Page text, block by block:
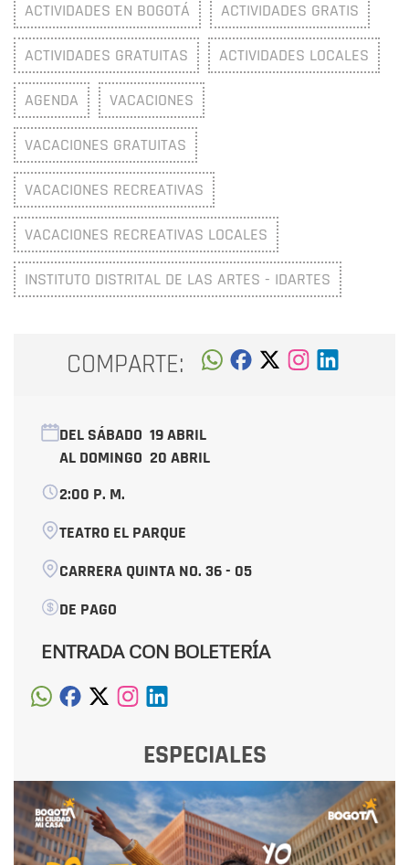
ACTIVIDADES EN BOGOTÁ ACTIVIDADES GRATIS
ACTIVIDADES GRATUITAS ACTIVIDADES LOCALES
AGENDA VACACIONES
VACACIONES GRATUITAS
VACACIONES RECREATIVAS
VACACIONES RECREATIVAS LOCALES
INSTITUTO DISTRITAL DE LAS ARTES - IDARTES
COMPARTE:
DEL SÁBADO 19 ABRIL
AL DOMINGO 20 ABRIL
2:00 P. M.
TEATRO EL PARQUE
CARRERA QUINTA NO. 36 - 05
DE PAGO
ENTRADA CON BOLETERÍA
ESPECIALES